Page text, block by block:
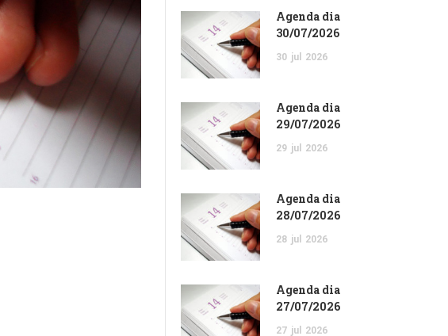
Agenda dia
30/07/2026
30 jul 2026
Agenda dia
29/07/2026
29 jul 2026
Agenda dia
28/07/2026
28 jul 2026
Agenda dia
27/07/2026
27 jul 2026